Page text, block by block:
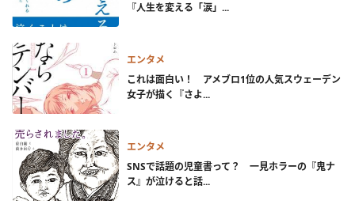
『人生を変える「涙」...
エンタメ
これは面白い！ アメブロ1位の人気スウェーデン
女子が描く『さよ...
エンタメ
SNSで話題の児童書って？ 一見ホラーの『鬼ナ
ス』が泣けると話...